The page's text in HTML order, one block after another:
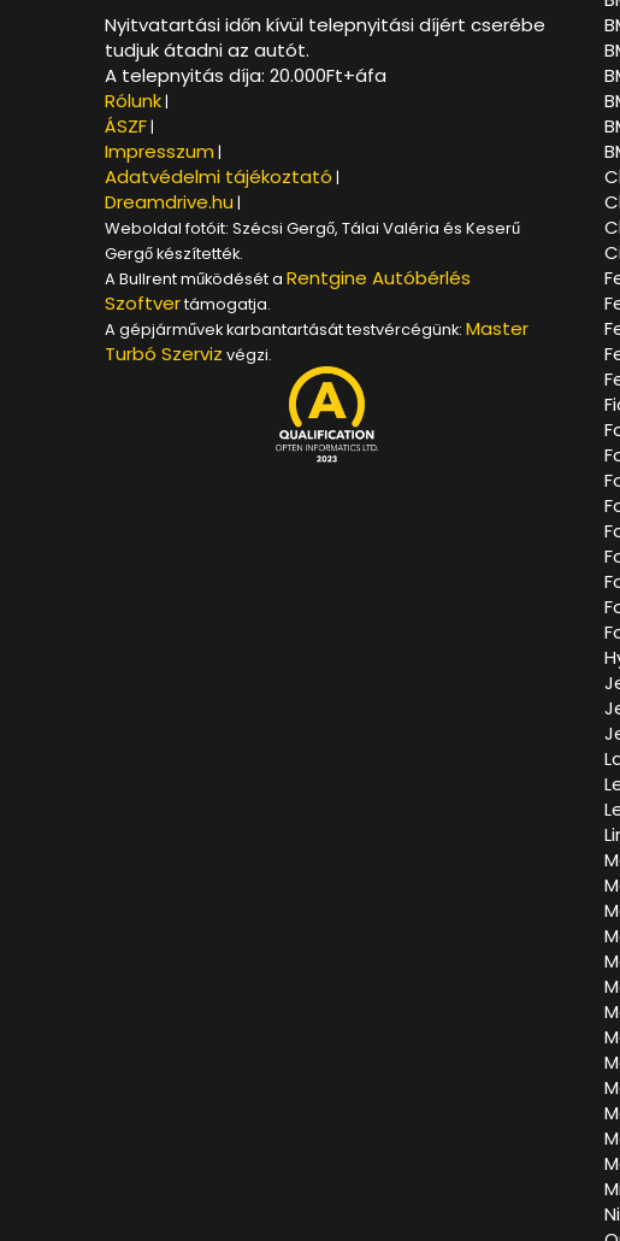
Nyitvatartási időn kívül telepnyitási díjért cserébe
tudjuk átadni az autót.
A telepnyitás díja: 20.000Ft+áfa
Rólunk |
ÁSZF |
Impresszum |
Adatvédelmi tájékoztató |
Dreamdrive.hu |
Weboldal fotóit: Szécsi Gergő, Tálai Valéria és Keserű
Gergő készítették.
A Bullrent működését a Rentgine Autóbérlés
Szoftvertámogatja.
A gépjárművek karbantartását testvércégünk: Master
Turbó Szerviz végzi.